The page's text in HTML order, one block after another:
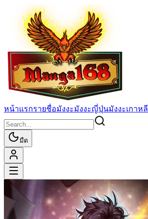
หน้าแรกรายชื่อมังงะมังงะญี่ปุ่นมังงะเกาหลี
มืด